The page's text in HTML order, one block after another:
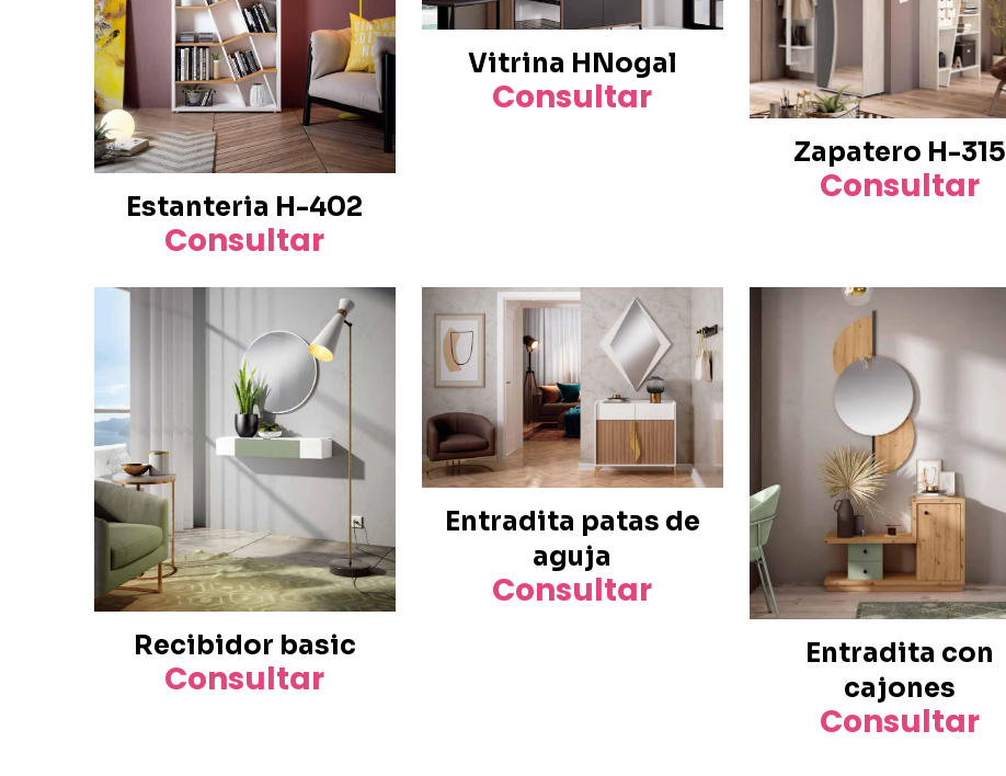
Estanteria H-402
Consultar
Vitrina HNogal
Consultar
Zapatero H-315
Consultar
Recibidor basic
Consultar
Entradita patas de
aguja
Consultar
Entradita con
cajones
Consultar